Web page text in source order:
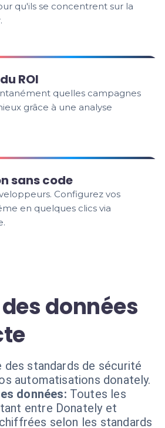
qu'ils se concentrent sur la
ROI
quelles campagnes
grâce à une analyse
sans code
Configurez vos
en quelques clics via
données
des standards de sécurité
automatisations donately.
données: Toutes les
entre Donately et
selon les standards